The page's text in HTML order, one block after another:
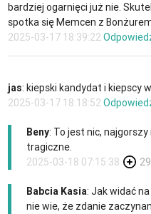
bardziej ogarnięci już nie.
spotka się Memcen z
2025-03-17 18:39:22
jas: kiepski kandydat i kiepscy
2025-03-17 18:18:52
Beny: To jest nic,
tragiczne.
2025-03-18 07:15:38
29
Babcia Kasia: Jak widać
nie wie, że zdanie